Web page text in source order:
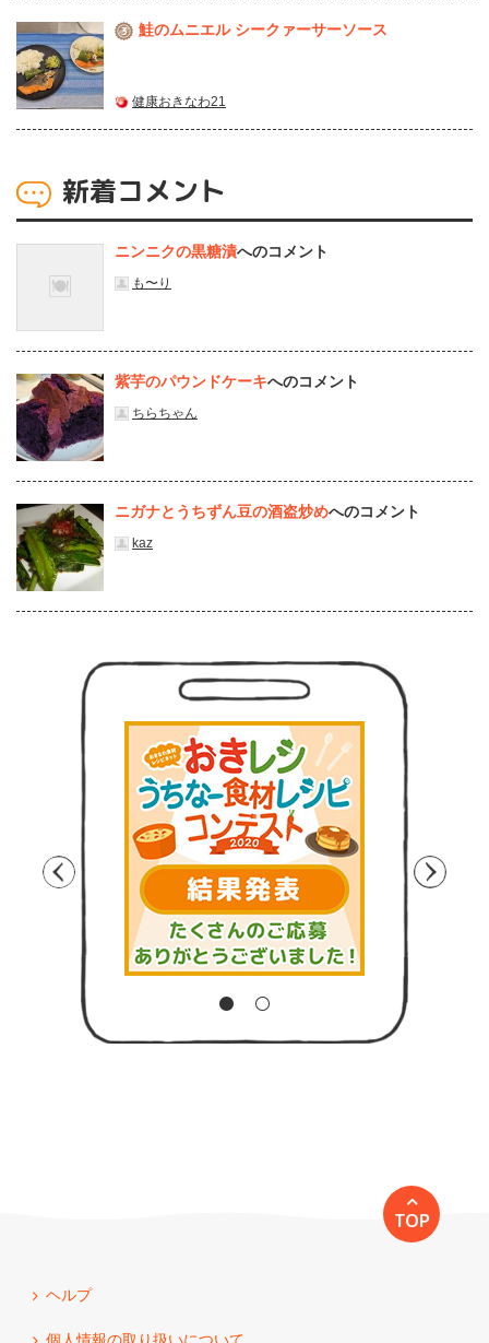
3 鮭のムニエル シークァーサーソース
健康おきなわ21
新着コメント
ニンニクの黒糖漬へのコメント
も〜り
紫芋のパウンドケーキへのコメント
ちらちゃん
ニガナとうちずん豆の酒盗炒めへのコメント
kaz
TOP
ヘルプ